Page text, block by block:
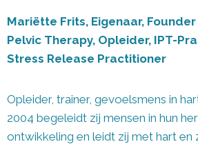
Mariëtte Frits, Eigenaar,
Pelvic Therapy, Opleider, IPT-
Stress Release Practitioner
Opleider, trainer, gevoelsmens in
2004 begeleidt zij mensen in hun
ontwikkeling en leidt zij met hart en